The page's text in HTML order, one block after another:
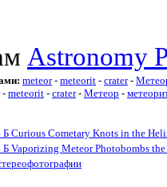
Astronomy
meteor- meteorit - crater-
- meteorit - crater- Метеор -
Б Curious Cometary Knots in the
Vaporizing Meteor Photobombs